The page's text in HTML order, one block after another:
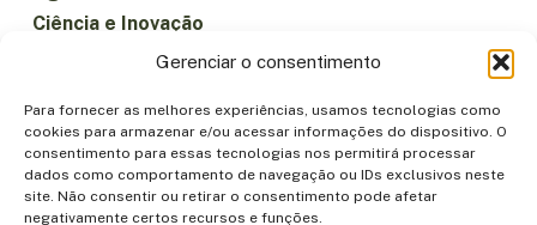
Gerenciar o consentimento
Para fornecer as melhores experiências, usamos tecnologias como
cookies para armazenar e/ou acessar informações do dispositivo. O
consentimento para essas tecnologias nos permitirá processar
dados como comportamento de navegação ou IDs exclusivos neste
site. Não consentir ou retirar o consentimento pode afetar
negativamente certos recursos e funções.
Ciência e Inovação
Florestas e Biodiversidade
Institucionalidade
Participação
Povos Indígenas